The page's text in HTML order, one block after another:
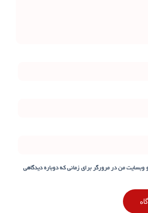
وبسایت من در مرورگر برای زمانی که دوباره دیدگاهی